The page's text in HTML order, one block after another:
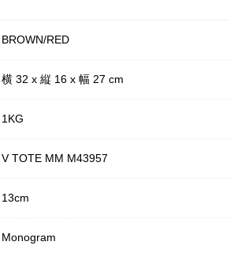
BROWN/RED
横 32 x 縦 16 x 幅 27 cm
1KG
V TOTE MM M43957
13cm
Monogram